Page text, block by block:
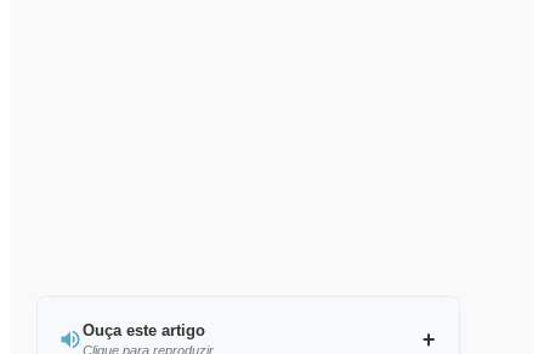
Ouça este artigo
Clique para reproduzir